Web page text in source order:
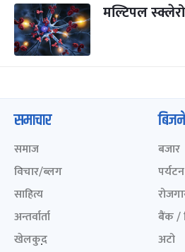
मल्टिपल
समाचार
समाज
विचार/ब्लग
साहित्य
अन्तर्वार्ता
खेलकुद़़
बजार
पर्यटन
बैंक /
अटो